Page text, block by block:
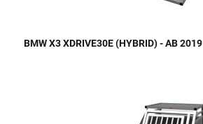
BMW X3 XDRIVE30E (HYBRID) - AB 2019